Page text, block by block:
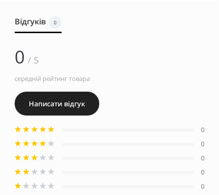
Відгуків 0
0 / 5
середній рейтинг товара
Написати відгук
0
0
0
0
0